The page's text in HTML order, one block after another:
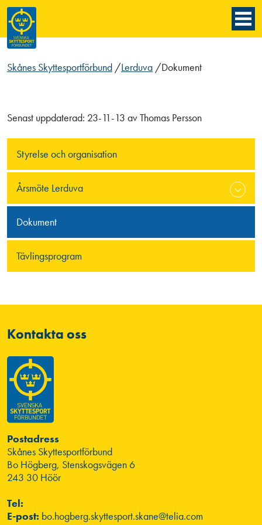
Skånes Skyttesportförbund /Lerduva /Dokument
Styrelse och organisation
Årsmöte Lerduva
Dokument
Tävlingsprogram
Senast uppdaterad: 23-11-13 avThomas Persson
Kontakta oss
Postadress
Skånes Skyttesportförbund
Bo Högberg, Stenskogsvägen 6
243 30 Höör
Tel:
E-post: bo.hogberg.skyttesport.skane@telia.com